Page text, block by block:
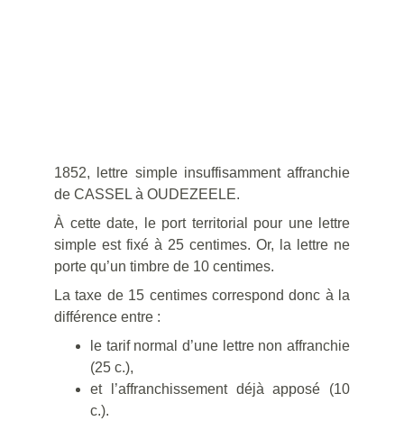
1852, lettre simple insuffisamment affranchie
de CASSEL à OUDEZEELE.
À cette date, le port territorial pour une lettre
simple est fixé à 25 centimes. Or, la lettre ne
porte qu’un timbre de 10 centimes.
La taxe de 15 centimes correspond donc à la
différence entre :
le tarif normal d’une lettre non affranchie
(25 c.),
et l’affranchissement déjà apposé (10
c.).